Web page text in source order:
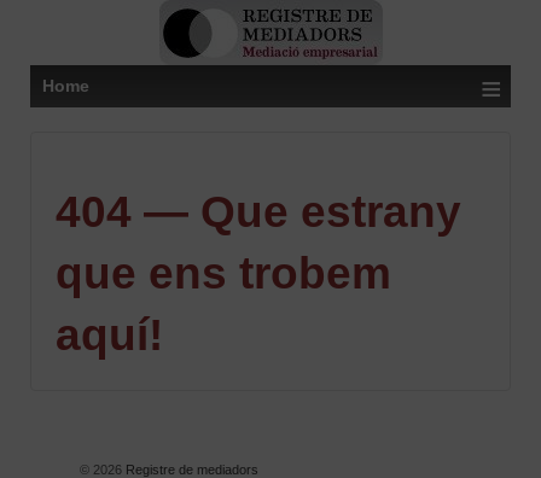
Home ≡
404 — Que estrany
que ens trobem
aquí!
© 2026Registre de mediadors